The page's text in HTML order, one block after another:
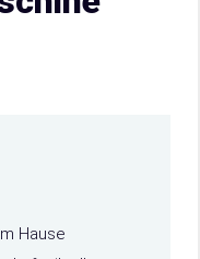
Hause